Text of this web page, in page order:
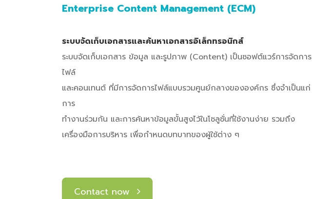
Enterprise Content Management (ECM)
ระบบจัดเก็บเอกสารและค้นหาเอกสารอิเล็กทรอนิกส์
ระบบจัดเก็บเอกสาร ข้อมูล และรูปภาพ (Content) เป็นซอฟต์แวร์การจัดการ
ไฟล์
และคอนเทนต์ ที่มีการจัดการไฟล์แบบรวมศูนย์กลางขององค์กร ซึ่งจำเป็นแก่
การ
ทำงานร่วมกัน และการค้นหาข้อมูลขั้นสูงไว้ในโซลูชั่นที่ใช้งานง่าย รวมถึง
เครื่องมือการบริหาร เพื่อกำหนดบทบาทของผู้ใช้ต่าง ๆ
Contact now